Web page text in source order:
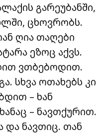
გარეუბანში,
ცხოვრობს.
ღია თაღები
ეზოც აქვს.
ვთბებოდით.
სხვა ოთახებს კი
– ხან
– ნავთქურით.
და ნავთიც. თან